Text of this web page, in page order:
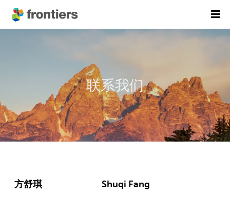
精选潜力期刊
科研诚信
出版费用
提交稿件
联系我们
方舒琪 Shuqi Fang